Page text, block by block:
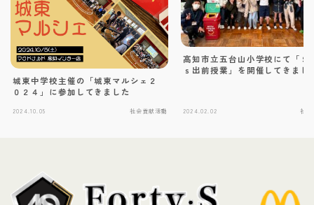
城東中学校主催の「城東マルシェ２
０２４」に参加してきました
2024.10.05 社会貢献活動
高知市立五台山小学校にて「Ｓ
ｓ出前授業」を開催してきまし
2024.02.02 社会